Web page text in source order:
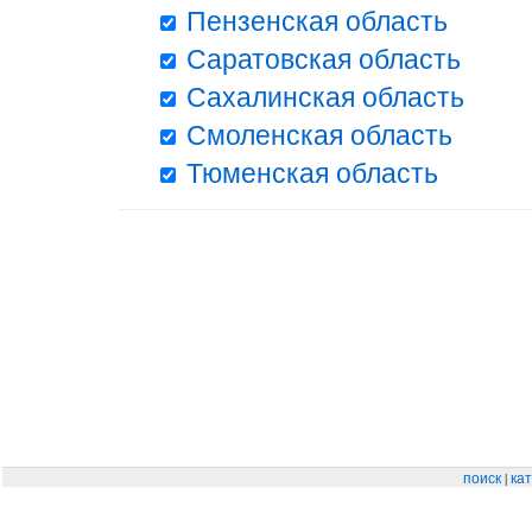
Пензенская область
Саратовская область
Сахалинская область
Смоленская область
Тюменская область
поиск|